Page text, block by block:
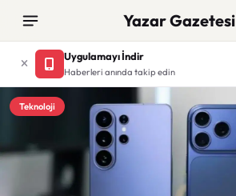
Yazar Gazetesi
Uygulamayı İndir
Haberleri anında takip edin
Teknoloji